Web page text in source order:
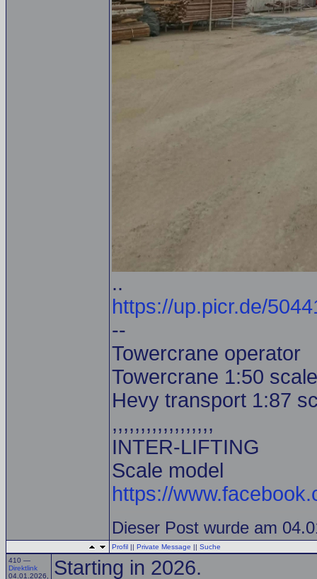
..
https://up.picr.de/
--
Towercrane operator
Towercrane 1:50
Hevy transport 1:87
,,,,,,,,,,,,,,,,,,
INTER-LIFTING
Scale model
https://
Dieser Post wurde am
Profil || Private Message || Suche
410 —
Direktlink
04.01.2026,
Starting in 2026.